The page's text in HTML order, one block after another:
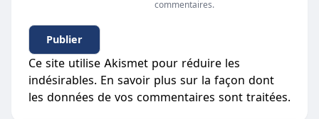
commentaires.
Ce site utilise Akismet pour réduire les
indésirables. En savoir plus sur la façon dont
les données de vos commentaires sont traitées.